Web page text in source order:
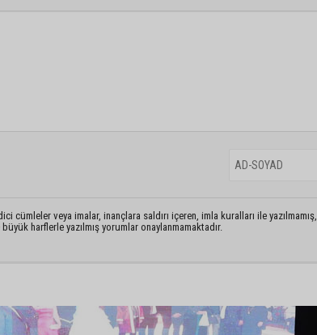
cümleler veya imalar, inançlara saldırı içeren, imla kuralları ile yazılmamış,
harflerle yazılmış yorumlar onaylanmamaktadır.